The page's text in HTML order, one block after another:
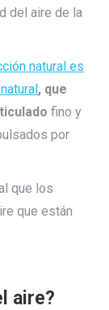
del aire de la
natural es
, que
fino y
por
que los
que están
aire?